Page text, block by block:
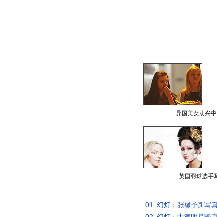
异国美女助兴
英国羽球选手
01. 幻灯：张馨予新写